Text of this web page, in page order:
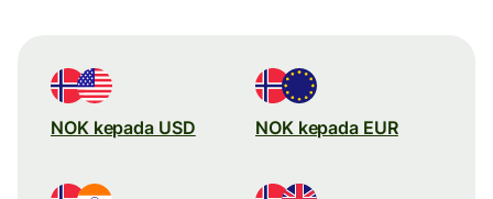
NOK kepada USD NOK kepada EUR